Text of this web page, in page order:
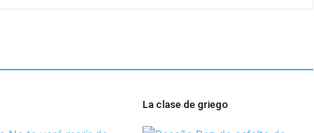
La clase de griego